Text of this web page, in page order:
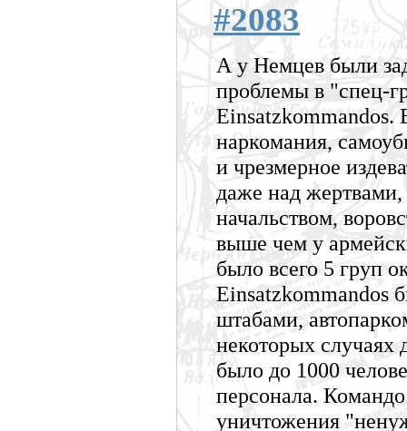
#2083
А у Немцев были
проблемы в "спец-
Einsatzkommandos.
наркомания,
и чрезмерное
даже над жертвами,
начальством,
выше чем у
было всего 5 груп
Einsatzkommandos
штабами,
некоторых случаях
было до 1000
персонала.
уничтожения